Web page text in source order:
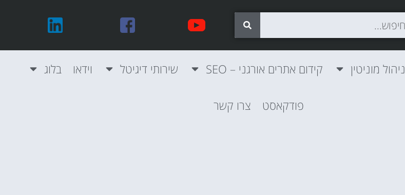
ניהול מוניטין קידום אתרים אורגני – SEO שירותי דיגיטל וידאו בלוג
פודקאסט צרו קשר